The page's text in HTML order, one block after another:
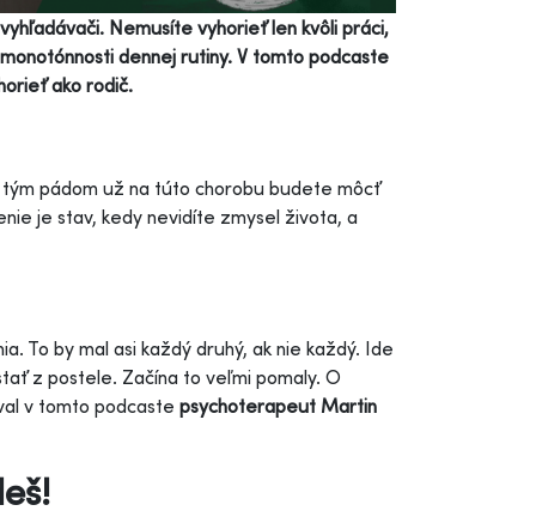
Nemusíte vyhorieť len kvôli práci,
dennej rutiny. V tomto podcaste
ako rodič.
tým pádom už na túto chorobu budete môcť
je stav, kedy nevidíte zmysel života, a
To by mal asi každý druhý, ak nie každý. Ide
z postele. Začína to veľmi pomaly. O
v tomto podcaste psychoterapeut Martin